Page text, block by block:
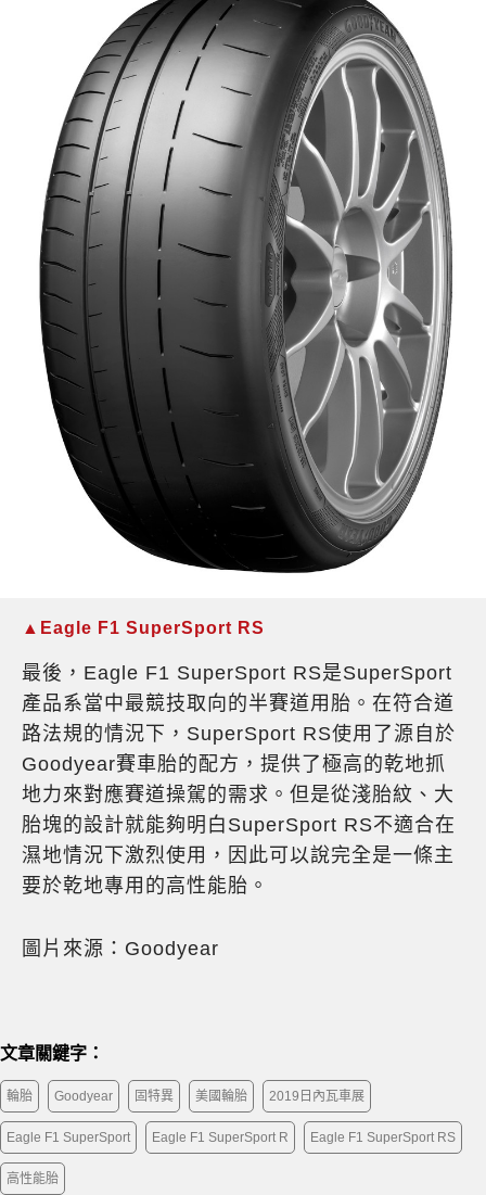
▲Eagle F1 SuperSport RS
最後，Eagle F1 SuperSport RS是SuperSport
產品系當中最競技取向的半賽道用胎。在符合道
路法規的情況下，SuperSport RS使用了源自於
Goodyear賽車胎的配方，提供了極高的乾地抓
地力來對應賽道操駕的需求。但是從淺胎紋、大
胎塊的設計就能夠明白SuperSport RS不適合在
濕地情況下激烈使用，因此可以說完全是一條主
要於乾地專用的高性能胎。
圖片來源：Goodyear
文章關鍵字：
輪胎 Goodyear 固特異 美國輪胎 2019日內瓦車展
Eagle F1 SuperSport Eagle F1 SuperSport R Eagle F1 SuperSport RS
高性能胎